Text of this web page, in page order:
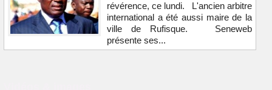
révérence, ce lundi. L'ancien arbitre
international a été aussi maire de la
ville de Rufisque. Seneweb
présente ses...